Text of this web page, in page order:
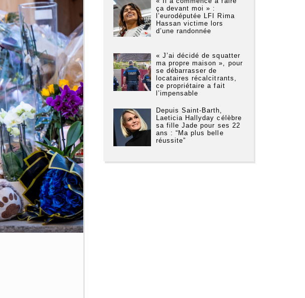
ça devant moi » :
l’eurodéputée LFI Rima
Hassan victime lors
d’une randonnée
« J’ai décidé de squatter
ma propre maison », pour
se débarrasser de
locataires récalcitrants,
ce propriétaire a fait
l’impensable
Depuis Saint-Barth,
Laeticia Hallyday célèbre
sa fille Jade pour ses 22
ans : “Ma plus belle
réussite”